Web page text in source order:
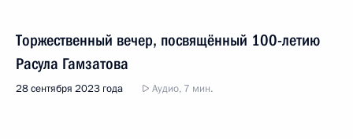
Торжественный вечер, посвящённый 100-летию
Расула Гамзатова
28 сентября 2023 года Аудио, 7 мин.